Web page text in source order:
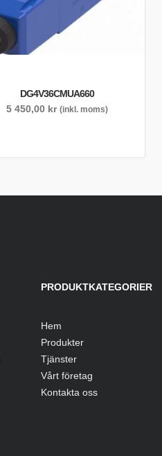
DG4V36CMUA660
5 450,00 kr (inkl. moms)
PRODUKTKATEGORIER
Hem
Produkter
Tjänster
Vårt företag
Kontakta oss